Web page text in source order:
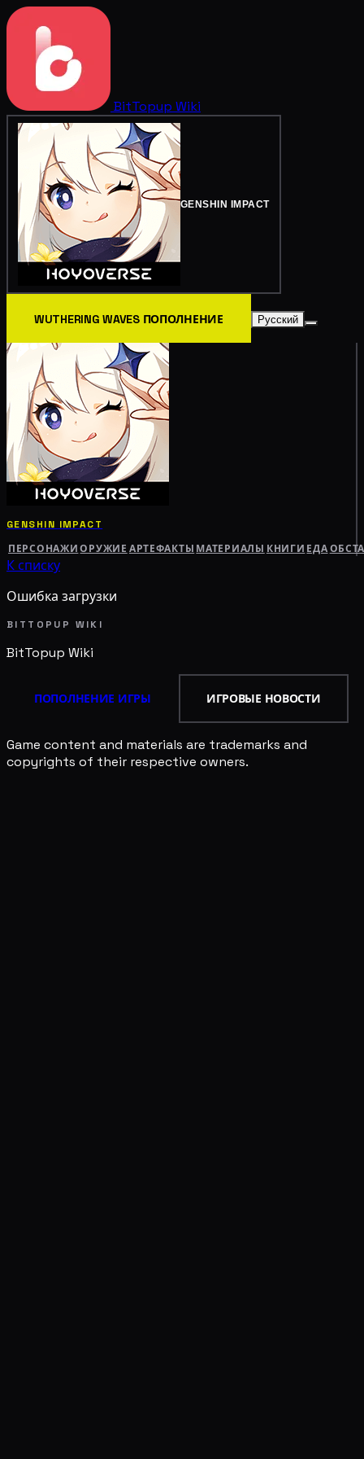
BitTopup Wiki
GENSHIN IMPACT
WUTHERING WAVES ПОПОЛНЕНИЕ Русский
GENSHIN IMPACT
ПЕРСОНАЖИ ОРУЖИЕ АРТЕФАКТЫ МАТЕРИАЛЫ КНИГИ ЕДА
К списку
Ошибка загрузки
BITTOPUP WIKI
BitTopup Wiki
ПОПОЛНЕНИЕ ИГРЫ ИГРОВЫЕ НОВОСТИ
Game content and materials are trademarks and
copyrights of their respective owners.